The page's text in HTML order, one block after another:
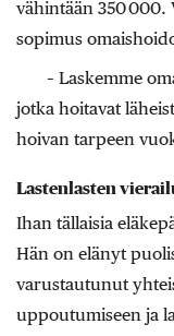
vähintään 350 000.
sopimus
– Laskemme
jotka hoitavat
hoivan tarpeen
Lastenlasten
Ihan tällaisia
Hän on elänyt
varustautunut
uppoutumiseen ja